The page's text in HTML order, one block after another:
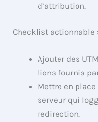
d’attribution.
Checklist actionnable :
Ajouter des
liens fournis
Mettre en
serveur qui
redirection.